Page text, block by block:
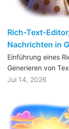
Rich-Text-
Nachrichten in
Einführung eines
Generieren von
Jul 14, 2026